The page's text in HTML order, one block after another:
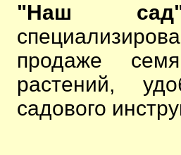
"Наш
продаже
растений,
садового